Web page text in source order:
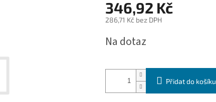
346,92 Kč
286,71 Kč bez DPH
cena:
Na dotaz
Přidat do košíku